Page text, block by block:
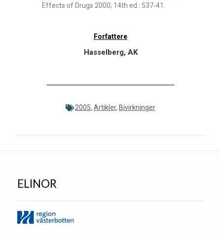
Effects of Drugs 2000; 14th ed.: 537-41.
Forfattere
Hasselberg, AK
2005, Artikler, Bivirkninger
ELINOR